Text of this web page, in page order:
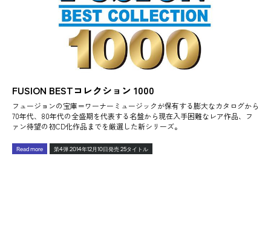
FUSION BESTコレクション 1000
フュージョンの宝庫＝ワーナーミュージックが保有する膨大なカタログから
70年代、80年代の全盛期を代表する名盤から現在入手困難なレア作品、フ
ァン待望の初CD化作品までを厳選した新シリーズ。
Read more 第4弾 2014年12月10日発売 25タイトル